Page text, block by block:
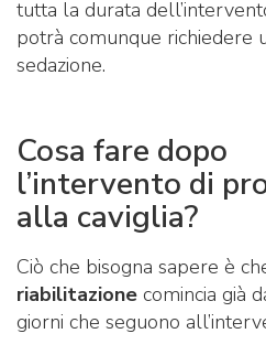
tutta la durata
potrà comunque richiedere
sedazione.
Cosa fare dopo
l’intervento di
alla caviglia?
Ciò che bisogna sapere è
riabilitazione comincia già
giorni che seguono